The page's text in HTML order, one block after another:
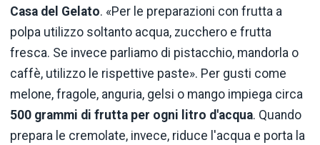
Casa del Gelato. «Per le preparazioni con frutta a
polpa utilizzo soltanto acqua, zucchero e frutta
fresca. Se invece parliamo di pistacchio, mandorla o
caffè, utilizzo le rispettive paste». Per gusti come
melone, fragole, anguria, gelsi o mango impiega circa
500 grammi di frutta per ogni litro d'acqua. Quando
prepara le cremolate, invece, riduce l'acqua e porta la